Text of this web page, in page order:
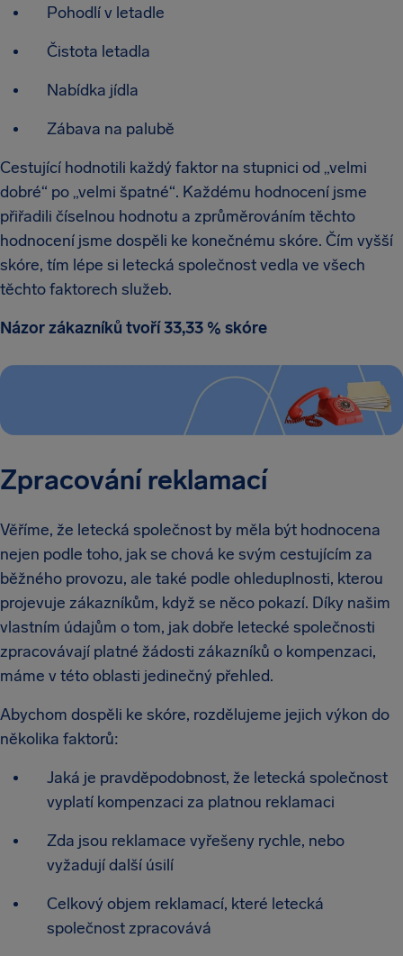
Pohodlí v letadle
Čistota letadla
Nabídka jídla
Zábava na palubě
Cestující hodnotili každý faktor na stupnici od „velmi
dobré“ po „velmi špatné“. Každému hodnocení jsme
přiřadili číselnou hodnotu a zprůměrováním těchto
hodnocení jsme dospěli ke konečnému skóre. Čím vyšší
skóre, tím lépe si letecká společnost vedla ve všech
těchto faktorech služeb.
Názor zákazníků tvoří 33,33 % skóre
Zpracování reklamací
Věříme, že letecká společnost by měla být hodnocena
nejen podle toho, jak se chová ke svým cestujícím za
běžného provozu, ale také podle ohleduplnosti, kterou
projevuje zákazníkům, když se něco pokazí. Díky našim
vlastním údajům o tom, jak dobře letecké společnosti
zpracovávají platné žádosti zákazníků o kompenzaci,
máme v této oblasti jedinečný přehled.
Abychom dospěli ke skóre, rozdělujeme jejich výkon do
několika faktorů:
Jaká je pravděpodobnost, že letecká společnost
vyplatí kompenzaci za platnou reklamaci
Zda jsou reklamace vyřešeny rychle, nebo
vyžadují další úsilí
Celkový objem reklamací, které letecká
společnost zpracovává